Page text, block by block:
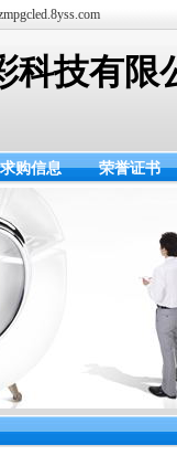
科技有限
求购信息 荣誉证书